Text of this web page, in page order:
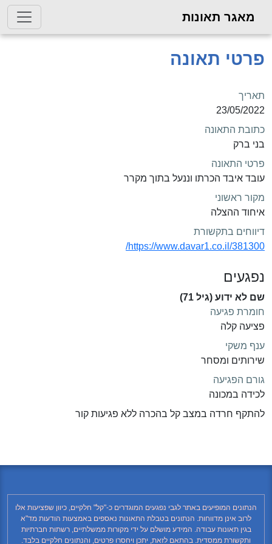
מאגר תאונות
פרטי תאונה
תאריך
23/05/2022
כתובת התאונה
בני ברק
פרטי התאונה
עובד איבד הכרתו וננעל בתוך מקרר
מקור ראשוני
איחוד ההצלה
דיווחים בתקשורת
https://www.davar1.co.il/381300/
נפגעים
שם לא ידוע (גיל 71)
חומרת פגיעה
פציעה קלה
ענף משקי
שירותים ומסחר
גורם הפגיעה
לכידה במכונה
להתקף חרדה במצב קל בהכרה ללא פגיעות קור
הנתונים המופיעים באתר לגבי נפגעים המוגדרים כ-"קל" חלקיים, כיוון שפציעות אלו
לרוב אינן מדווחות. הנתונים בטבלת התאונות נאספים באמצעות הודעות מד"א
בגין תאונות עבודה. המידע מושלם על ידי מקורות ממשלתיים, רשתות חברתיות
ותקשורת ממסדית. בהתאם לזאת, יתכן ויחסרו פרטים, והנתונים חלקיים בלבד.